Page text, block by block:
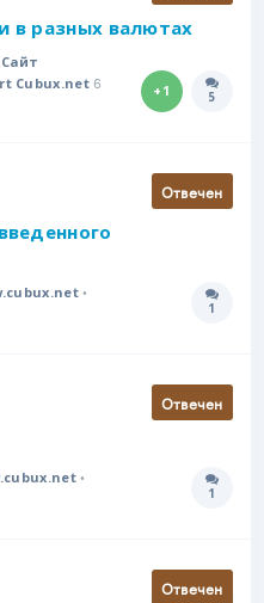
в разных валютах
Сайт
Cubux.net6
+1 5
Отвечен
•
1
Отвечен
•
1
Отвечен